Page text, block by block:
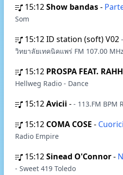
15:12Show bandas-
Som
15:12ID station (soft) V02
วิทยาลัยเทคนิคแพร่ FM 107.00 MHz
15:12 PROSPA FEAT. RAHH
Hellweg Radio - Dance
15:12Avicii - - 113.FM BPM
15:12 COMA COSE -
Radio Empire
15:12Sinead O'Connor-
- Sweet 419 Toledo